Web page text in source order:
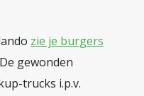
zie je burgers
gewonden
trucks i.p.v.